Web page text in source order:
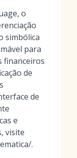
o
simbólica
para
financeiros
de
de
e
visite
.